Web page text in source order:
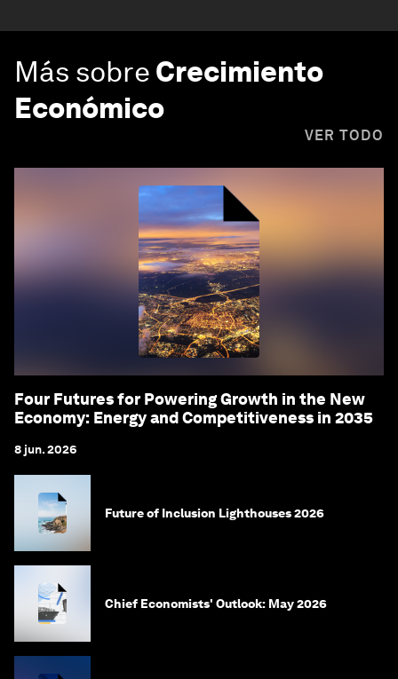
Más sobre Crecimiento
Económico
VER TODO
Four Futures for Powering Growth in the New
Economy: Energy and Competitiveness in 2035
8 jun. 2026
Future of Inclusion Lighthouses 2026
Chief Economists' Outlook: May 2026